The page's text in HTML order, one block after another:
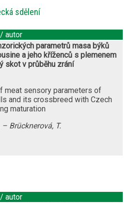
sdělení
autor
parametrů masa býků
a jeho kříženců s plemenem
skot v průběhu zrání
meat sensory parameters of
and its crossbreed with Czech
maturation
Brücknerová, T.
autor